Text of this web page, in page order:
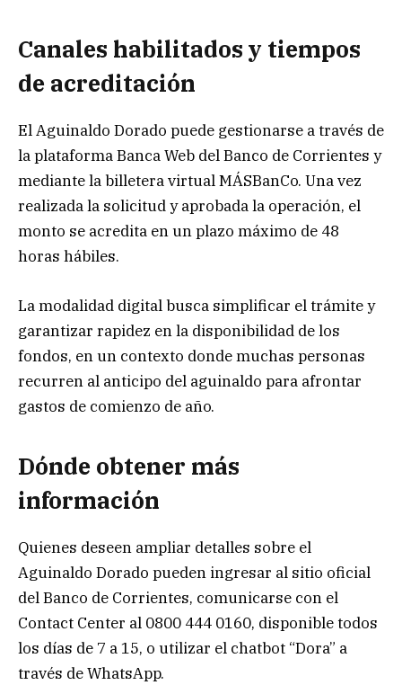
Canales habilitados y tiempos
de acreditación
El Aguinaldo Dorado puede gestionarse a través de
la plataforma Banca Web del Banco de Corrientes y
mediante la billetera virtual MÁSBanCo. Una vez
realizada la solicitud y aprobada la operación, el
monto se acredita en un plazo máximo de 48
horas hábiles.
La modalidad digital busca simplificar el trámite y
garantizar rapidez en la disponibilidad de los
fondos, en un contexto donde muchas personas
recurren al anticipo del aguinaldo para afrontar
gastos de comienzo de año.
Dónde obtener más
información
Quienes deseen ampliar detalles sobre el
Aguinaldo Dorado pueden ingresar al sitio oficial
del Banco de Corrientes, comunicarse con el
Contact Center al 0800 444 0160, disponible todos
los días de 7 a 15, o utilizar el chatbot “Dora” a
través de WhatsApp.